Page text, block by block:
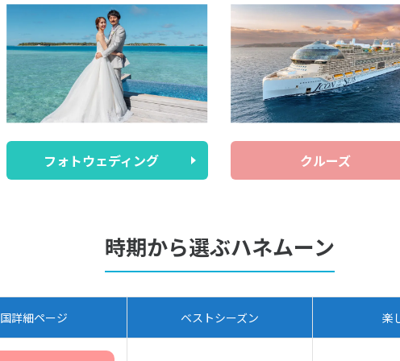
フォトウェディング クルーズ
時期から選ぶハネムーン
国詳細ページ ベストシーズン 楽